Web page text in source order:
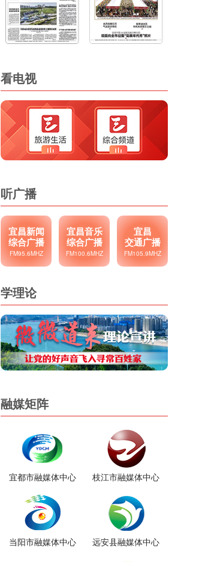
看电视
听广播
宜昌新闻
综合广播
FM95.6MHZ
宜昌音乐
综合广播
FM100.6MHZ
宜昌
交通广播
FM105.9MHZ
学理论
融媒矩阵
宜都市融媒体中心 枝江市融媒体中心
当阳市融媒体中心 远安县融媒体中心